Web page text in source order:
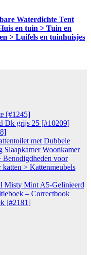
Waterdichte Tent
en tuin > Tuin en
> Luifels en tuinhuisjes
[#1245]
Dk grijs 25 [#10209]
met Dubbele
Woonkamer
voor
> Kattenmeubels
Misty Mint A5-Gelinieerd
– Correctbook
[#2181]